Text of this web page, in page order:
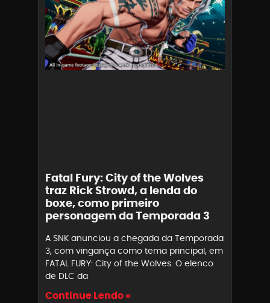
Fatal Fury: City of the Wolves
traz Rick Strowd, a lenda do
boxe, como primeiro
personagem da Temporada 3
A SNK anunciou a chegada da Temporada
3, com vingança como tema principal, em
FATAL FURY: City of the Wolves. O elenco
de DLC da
Continue Lendo »